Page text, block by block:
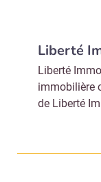
Liberté
Liberté
immobilière
de Liberté